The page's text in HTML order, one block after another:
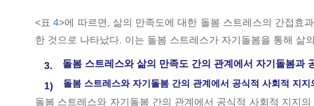
<표4>에 따르면, 삶의 만족도에 대한 돌봄 스트레스의 간접효
한 것으로 나타났다. 이는 돌봄 스트레스가 자기돌봄을 통해
3.
돌봄 스트레스와 삶의 만족도 간의 관계에서 자기돌봄과
1)
돌봄 스트레스와 자기돌봄 간의 관계에서 공식적 사회적 지지
돌봄 스트레스와 자기돌봄 간의 관계에서 공식적 사회적 지지